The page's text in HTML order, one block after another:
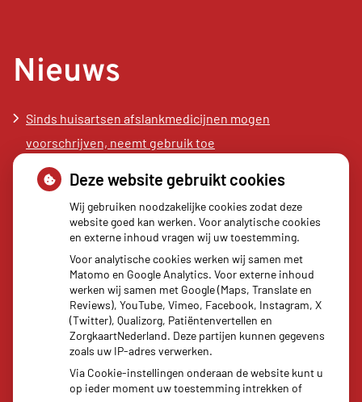
Nieuws
Sinds huisartsen afslankmedicijnen mogen
voorschrijven, neemt gebruik toe
Schurft sinds corona geen vergeten ziekte meer: aantal
uitbraken fors gestegen
Stoppen met afslankmedicijnen betekent zonder
leefstijlaanpassingen weer gewichtstoename
Kookadvies drinkwater in provincie Utrecht vanwege
besmetting
Terugroepactie babyvoeding Nestlé: bacterie kan baby’s
ziek maken
Deze website gebruikt cookies
Wij gebruiken noodzakelijke cookies zodat deze
website goed kan werken. Voor analytische cookies
en externe inhoud vragen wij uw toestemming.
Voor analytische cookies werken wij samen met
Matomo en Google Analytics. Voor externe inhoud
werken wij samen met Google (Maps, Translate en
Reviews), YouTube, Vimeo, Facebook, Instagram, X
(Twitter), Qualizorg, Patiëntenvertellen en
ZorgkaartNederland. Deze partijen kunnen gegevens
zoals uw IP-adres verwerken.
Via Cookie-instellingen onderaan de website kunt u
op ieder moment uw toestemming intrekken of